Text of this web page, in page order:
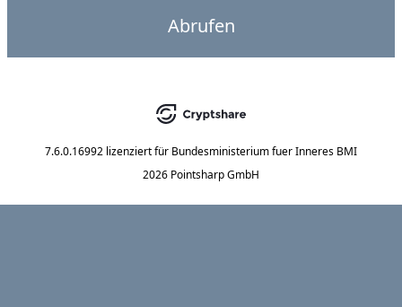
Abrufen
7.6.0.16992 lizenziert für Bundesministerium fuer Inneres BMI
2026 Pointsharp GmbH